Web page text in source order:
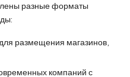
разные форматы
размещения магазинов,
компаний с